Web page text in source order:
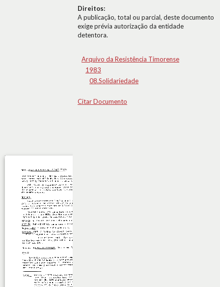
Direitos:
A publicação, total ou parcial, deste documento
exige prévia autorização da entidade
detentora.
Arquivo da Resistência Timorense
1983
08.Solidariedade
Citar Documento